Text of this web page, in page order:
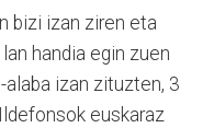
bizi izan ziren eta
handia egin zuen
alaba izan zituzten, 3
euskaraz